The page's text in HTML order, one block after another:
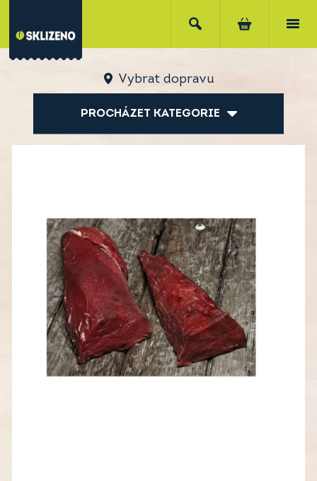
Vybrat dopravu
PROCHÁZET KATEGORIE